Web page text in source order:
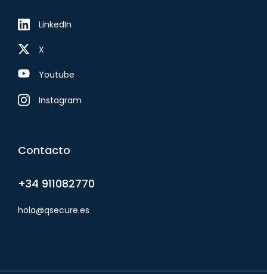
LinkedIn
X
Youtube
Instagram
Contacto
+34 911082770
hola@qsecure.es